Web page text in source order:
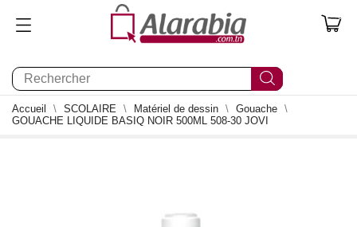
0
Accueil SCOLAIRE Matériel de dessin
Gouache
GOUACHE LIQUIDE BASIQ NOIR 500ML 508-30 JOVI